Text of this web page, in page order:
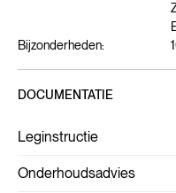
Bijzonderheden:
DOCUMENTATIE
Leginstructie
Onderhoudsadvies